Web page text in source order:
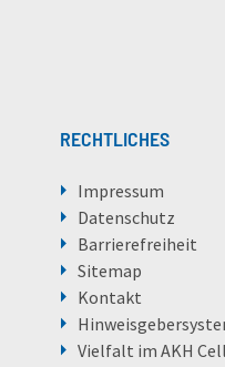
RECHTLICHES
Impressum
Datenschutz
Barrierefreiheit
Sitemap
Kontakt
Vielfalt im AKH